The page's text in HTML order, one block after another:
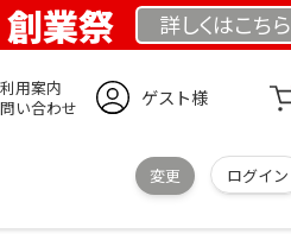
業祭 詳しくはこちら
用案内
い合わせ
ゲスト様
変更 ログイン